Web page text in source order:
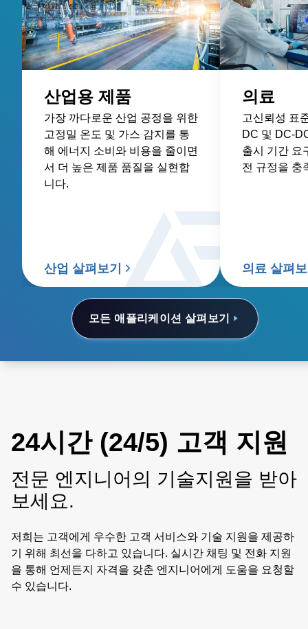
모든 애플리케이션 살펴보기
산업용 제품
가장 까다로운 산업 공정을 위한
고정밀 온도 및 가스 감지를 통
해 에너지 소비와 비용을 줄이면
서 더 높은 제품 품질을 실현합
니다.
산업 살펴보기
의료
고신뢰성 표
DC 및 DC-
출시 기간 요
전 규정을 충
의료 살펴
24시간 (24/5) 고객 지원
전문 엔지니어의 기술지원을 받아
보세요.
저희는 고객에게 우수한 고객 서비스와 기술 지원을 제공하
기 위해 최선을 다하고 있습니다. 실시간 채팅 및 전화 지원
을 통해 언제든지 자격을 갖춘 엔지니어에게 도움을 요청할
수 있습니다.